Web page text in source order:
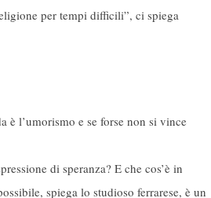
per tempi difficili”, ci spiega
è l’umorismo e se forse non si vince
di speranza? E che cos’è in
spiega lo studioso ferrarese, è un